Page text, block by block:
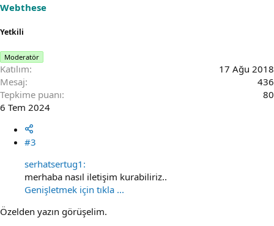
Webthese
Yetkili
Moderatör
Katılım
17 Ağu 2018
Mesaj
436
Tepkime puanı
80
6 Tem 2024
#3
serhatsertug1:
merhaba nasıl iletişim kurabiliriz..
Genişletmek için tıkla ...
Özelden yazın görüşelim.